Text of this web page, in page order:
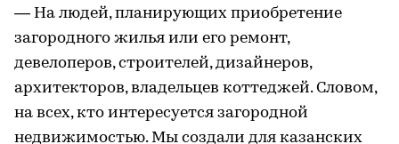
— На людей, планирующих приобретение
загородного жилья или его ремонт,
девелоперов, строителей, дизайнеров,
архитекторов, владельцев коттеджей. Словом,
на всех, кто интересуется загородной
недвижимостью. Мы создали для казанских